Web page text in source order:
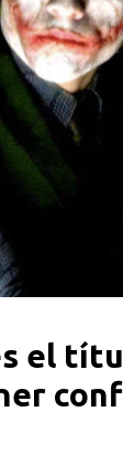
el